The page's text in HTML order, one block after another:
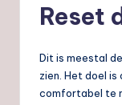
Reset
Dit is meestal
zien. Het doel
comfortabel te